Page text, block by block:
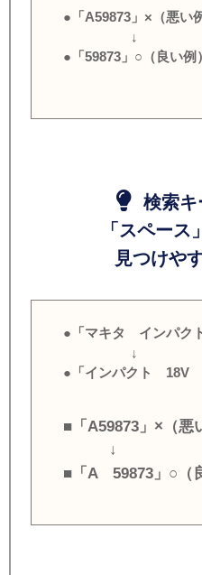
●「A59873」×（悪い例
↓
●「59873」○（良い例）
検索キ
「スペース
見つけやす
●「マキタ インパク
↓
●「インパクト 18V
■「A59873」×（悪
↓
■「A 59873」○（